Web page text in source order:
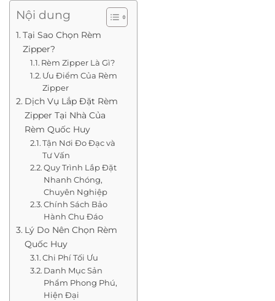
Nội dung
Tại Sao Chọn Rèm
Zipper?
Rèm Zipper Là Gì?
Ưu Điểm Của Rèm
Zipper
Dịch Vụ Lắp Đặt Rèm
Zipper Tại Nhà Của
Rèm Quốc Huy
Tận Nơi Đo Đạc và
Tư Vấn
Quy Trình Lắp Đặt
Nhanh Chóng,
Chuyên Nghiệp
Chính Sách Bảo
Hành Chu Đáo
Lý Do Nên Chọn Rèm
Quốc Huy
Chi Phí Tối Ưu
Danh Mục Sản
Phẩm Phong Phú,
Hiện Đại